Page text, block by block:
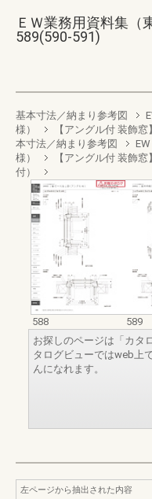
ＥＷ業務用資料集（
589(590-591)
基本寸法／納まり参考図
様）
【アングル付 装飾
本寸法／納まり参考図
様）
【アングル付 装飾
付）
588
589
お探しのページは「カタ
タログビューではweb上
んになれます。
左ページから抽出された内容